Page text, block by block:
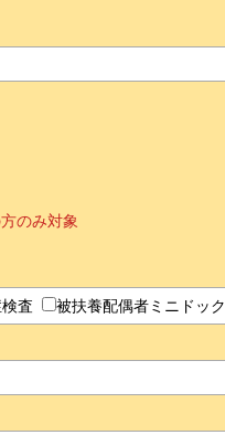
のみ対象
査 被扶養配偶者ミニドック